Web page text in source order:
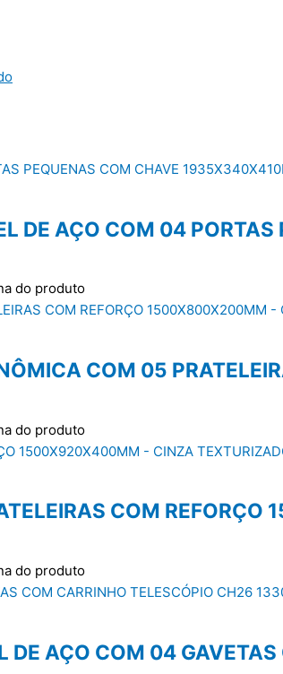
DE AÇO COM 04
do produto
COM 05
do produto
COM
do produto
DE AÇO COM 04